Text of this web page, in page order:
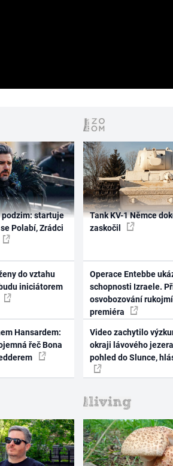
startuje
Polabí, Zrádci
do vztahu
iniciátorem
Hansardem:
řeč Bona
Tank KV-1 Němce
zaskočil
Operace Entebbe
schopnosti Izraele.
osvobozování
premiéra
Video zachytilo
okraji lávového
pohled do Slunce,